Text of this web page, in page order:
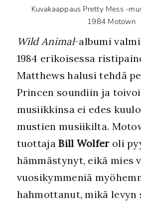
Kuvakaappaus Pretty Mess -
1984 Motown
Wild Animal-albumi
1984 erikoisessa
Matthews halusi tehdä
Princen soundiin ja
musiikkinsa ei edes
mustien musiikilta.
tuottajaBill Wolferoli
hämmästynyt, eikä mies
vuosikymmeniä
hahmottanut, mikä levyn